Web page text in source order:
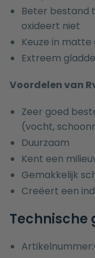
Beter bestand
oxideert niet
Keuze in
Extreem
Voordelen van
Zeer goed
(vocht,
Duurzaam
Kent een
Gemakkelijk
Creëert een
Technische